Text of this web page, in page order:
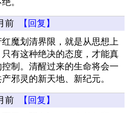
。
前
【回复】
魔划清界限，就是从思想上
有这种绝决的态度，才能真
制。清醒过来的生命将会一
邪灵的新天地、新纪元。
前
【回复】